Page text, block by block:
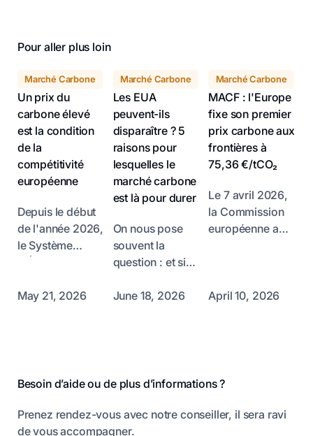
Pour aller plus loin
Marché Carbone
Un prix du
carbone élevé
est la condition
de la
compétitivité
européenne
Depuis le début
de l'année 2026,
le Système
d’Émissions
industrielle
accusant le prix
du carbone de
May 21, 2026
Marché Carbone
Les EUA
peuvent-ils
disparaître ? 5
raisons pour
lesquelles le
marché carbone
est là pour durer
On nous pose
souvent la
question : et si
d'arrêter le
théoriquement
pratique
hautement
June 18, 2026
Marché Carbone
MACF : l'Europe
fixe son premier
prix carbone aux
frontières à
75,36 €/tCO₂
Le 7 avril 2026,
la Commission
européenne a
d'Ajustement
Une date
la première
April 10, 2026
Besoin d’aide ou de plus d’informations ?
Prenez rendez-vous avec notre conseiller, il sera ravi
de vous accompagner.